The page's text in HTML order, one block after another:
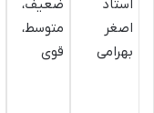
استاد
اصغر
بهرامی
ضعیف،
متوسط،
قوی